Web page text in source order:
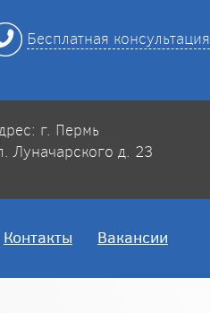
Бесплатная консультация
г. Пермь
Луначарского д. 23
Контакты Вакансии